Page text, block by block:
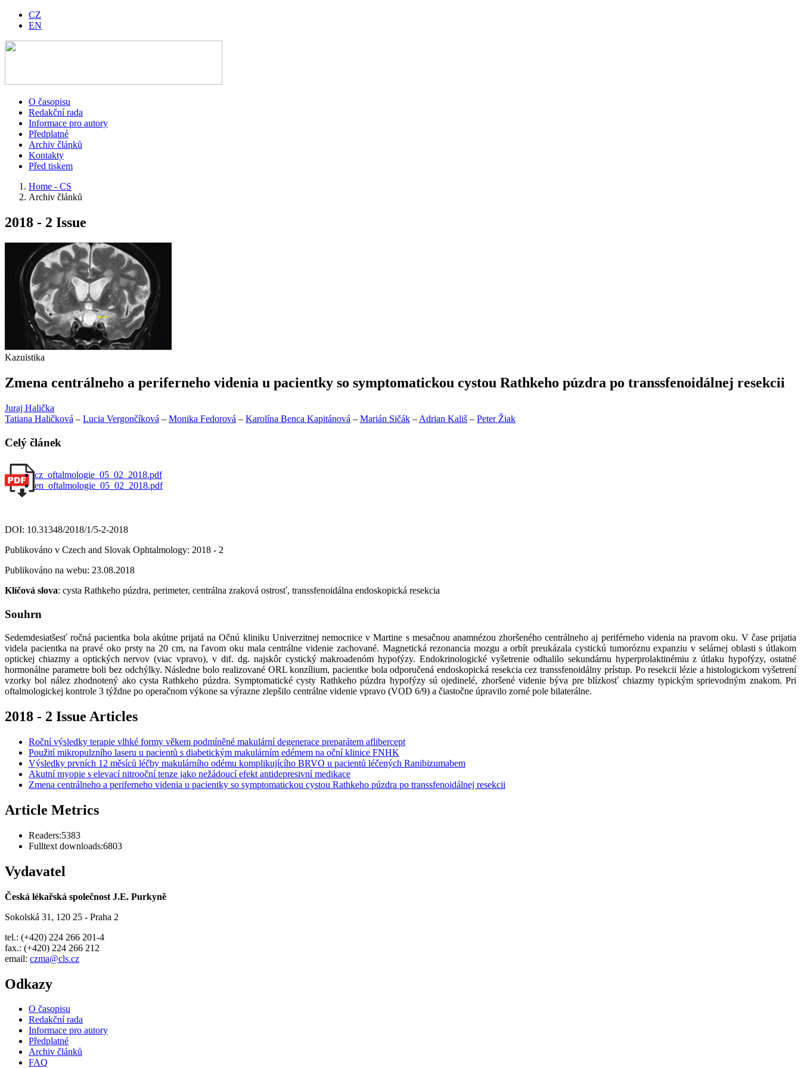
CZ
EN
O časopisu
Redakční rada
Informace pro autory
Předplatné
Archiv článků
Kontakty
Před tiskem
Home - CS
Archiv článků
2018 - 2 Issue
Kazuistika
Zmena centrálneho a periferneho videnia u pacientky so symptomatickou cystou Rathkeho púzdra po transsfenoidálnej resekcii
Juraj Halička
Tatiana Haličková – Lucia Vergončíková – Monika Fedorová – Karolína Benca Kapitánová – Marián Sičák – Adrian Kališ – Peter Žiak
Celý článek
cz_oftalmologie_05_02_2018.pdf
en_oftalmologie_05_02_2018.pdf
DOI: 10.31348/2018/1/5-2-2018
Publikováno v Czech and Slovak Ophtalmology: 2018 - 2
Publikováno na webu: 23.08.2018
Klíčová slova: cysta Rathkeho púzdra, perimeter, centrálna zraková ostrosť, transsfenoidálna endoskopická resekcia
Souhrn
Sedemdesiatšesť ročná pacientka bola akútne prijatá na Očnú kliniku Univerzitnej nemocnice v Martine s mesačnou anamnézou zhoršeného centrálneho aj periférneho videnia na pravom oku. V čase prijatia
videla pacientka na pravé oko prsty na 20 cm, na ľavom oku mala centrálne videnie zachované. Magnetická rezonancia mozgu a orbít preukázala cystickú tumoróznu expanziu v selárnej oblasti s útlakom
optickej chiazmy a optických nervov (viac vpravo), v dif. dg. najskôr cystický makroadenóm hypofýzy. Endokrinologické vyšetrenie odhalilo sekundárnu hyperprolaktinémiu z útlaku hypofýzy, ostatné
hormonálne parametre boli bez odchýlky. Následne bolo realizované ORL konzílium, pacientke bola odporučená endoskopická resekcia cez transsfenoidálny prístup. Po resekcii lézie a histologickom vyšetrení
vzorky bol nález zhodnotený ako cysta Rathkeho púzdra. Symptomatické cysty Rathkeho púzdra hypofýzy sú ojedinelé, zhoršené videnie býva pre blízkosť chiazmy typickým sprievodným znakom. Pri
oftalmologickej kontrole 3 týždne po operačnom výkone sa výrazne zlepšilo centrálne videnie vpravo (VOD 6/9) a čiastočne úpravilo zorné pole bilaterálne.
2018 - 2 Issue Articles
Roční výsledky terapie vlhké formy věkem podmíněné makulární degenerace preparátem aflibercept
Použití mikropulzního laseru u pacientů s diabetickým makulárním edémem na oční klinice FNHK
Výsledky prvních 12 měsíců léčby makulárního odému komplikujícího BRVO u pacientů léčených Ranibizumabem
Akutní myopie s elevací nitrooční tenze jako nežádoucí efekt antidepresivní medikace
Zmena centrálneho a periferneho videnia u pacientky so symptomatickou cystou Rathkeho púzdra po transsfenoidálnej resekcii
Article Metrics
Readers:5383
Fulltext downloads:6803
Vydavatel
Česká lékařská společnost J.E. Purkyně
Sokolská 31, 120 25 - Praha 2
tel.: (+420) 224 266 201-4
fax.: (+420) 224 266 212
email: czma@cls.cz
Odkazy
O časopisu
Redakční rada
Informace pro autory
Předplatné
Archiv článků
FAQ